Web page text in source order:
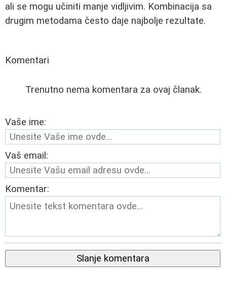
ali se mogu učiniti manje vidljivim. Kombinacija sa
drugim metodama često daje najbolje rezultate.
Komentari
Trenutno nema komentara za ovaj članak.
Vaše ime:
Vaš email:
Komentar:
Slanje komentara